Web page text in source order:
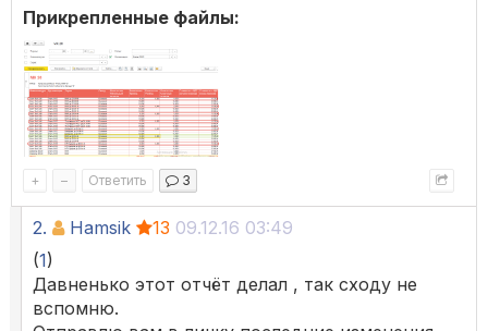
Прикрепленные файлы:
+ – Ответить 3
2. Hamsik 13 09.12.16 03:49
(1)
Давненько этот отчёт делал , так сходу не
вспомню.